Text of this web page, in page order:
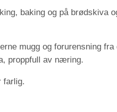
baking og på brødskiva
mugg og forurensning
proppfull av næring.